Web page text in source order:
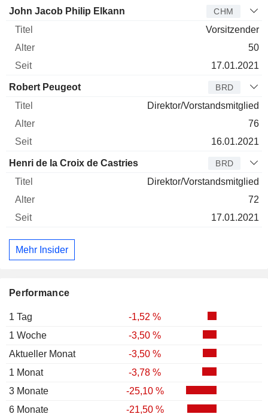
Performance
1 Tag
-1,52 %
1 Woche
-3,50 %
Aktueller Monat
-3,50 %
1 Monat
-3,78 %
3 Monate
-25,10 %
6 Monate
-21,50 %
Verwaltungsratsmitglied Titel
John Jacob Philip Elkann CHM
Vorsitzender
50
17.01.2021
Robert Peugeot BRD
Direktor/Vorstandsmitglied
76
16.01.2021
Henri de la Croix de Castries BRD
Direktor/Vorstandsmitglied
72
17.01.2021
Mehr Insider